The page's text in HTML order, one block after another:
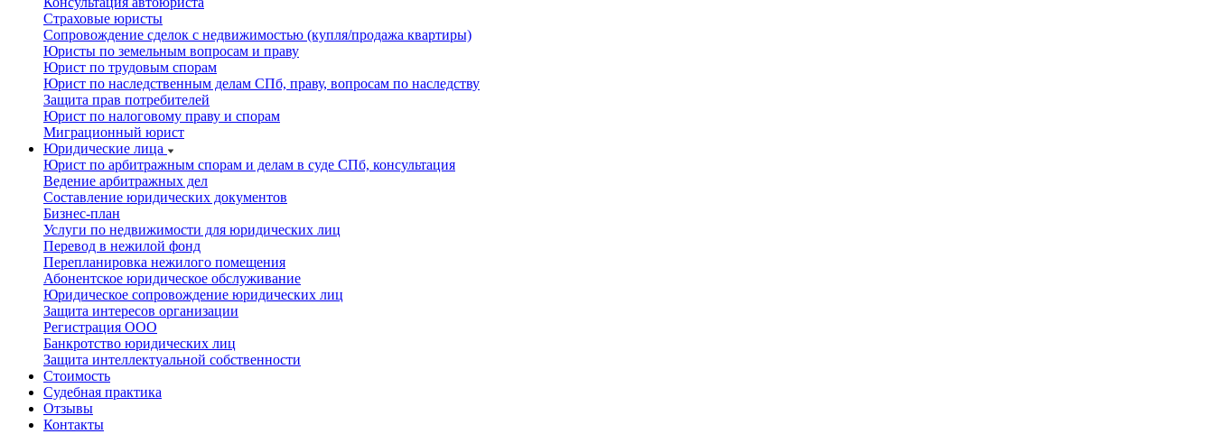
Страховые юристы
Сопровождение сделок с недвижимостью (купля/продажа квартиры)
Юристы по земельным вопросам и праву
Юрист по трудовым спорам
Юрист по наследственным делам СПб, праву, вопросам по наследству
Защита прав потребителей
Юрист по налоговому праву и спорам
Миграционный юрист
Юридические лица
Юрист по арбитражным спорам и делам в суде СПб, консультация
Ведение арбитражных дел
Составление юридических документов
Бизнес-план
Услуги по недвижимости для юридических лиц
Перевод в нежилой фонд
Перепланировка нежилого помещения
Абонентское юридическое обслуживание
Юридическое сопровождение юридических лиц
Защита интересов организации
Регистрация ООО
Банкротство юридических лиц
Защита интеллектуальной собственности
Стоимость
Судебная практика
Отзывы
Контакты